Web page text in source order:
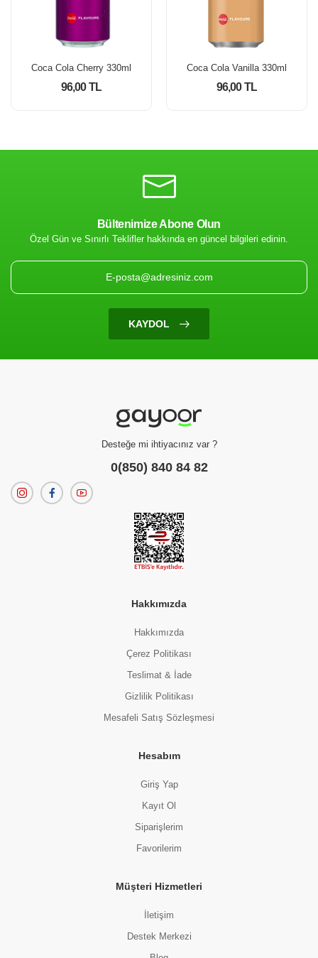
Coca Cola Cherry 330ml
96,00 TL
Coca Cola Vanilla 330ml
96,00 TL
Bültenimize Abone Olun
Özel Gün ve Sınırlı Teklifler hakkında en güncel bilgileri edinin.
KAYDOL
Desteğe mi ihtiyacınız var ?
0(850) 840 84 82
Hakkımızda
Hakkımızda
Çerez Politikası
Teslimat & İade
Gizlilik Politikası
Mesafeli Satış Sözleşmesi
Hesabım
Giriş Yap
Kayıt Ol
Siparişlerim
Favorilerim
Müşteri Hizmetleri
İletişim
Destek Merkezi